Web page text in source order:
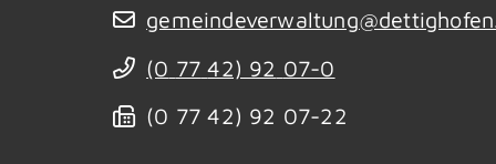
(0 77 42) 92 07-0
(0 77 42) 92 07-22